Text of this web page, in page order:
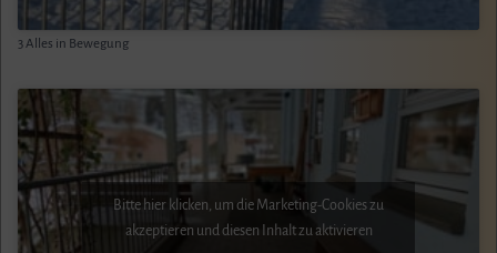
3 Alles in Bewegung
Bitte hier klicken, um die Marketing-Cookies zu
akzeptieren und diesen Inhalt zu aktivieren